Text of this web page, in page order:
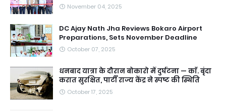
November 04, 2025
DC Ajay Nath Jha Reviews Bokaro Airport
Preparations, Sets November Deadline
October 07, 2025
धनबाद यात्रा के दौरान बोकारो में दुर्घटना — काॅ. बृंदा
करात सुरक्षित, पार्टी राज्य केंद्र ने स्पष्ट की स्थिति
October 17, 2025